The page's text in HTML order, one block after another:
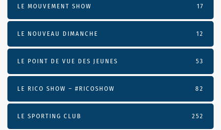
LE MOUVEMENT SHOW 17
LE NOUVEAU DIMANCHE 12
LE POINT DE VUE DES JEUNES 53
LE RICO SHOW – #RICOSHOW 82
LE SPORTING CLUB 252